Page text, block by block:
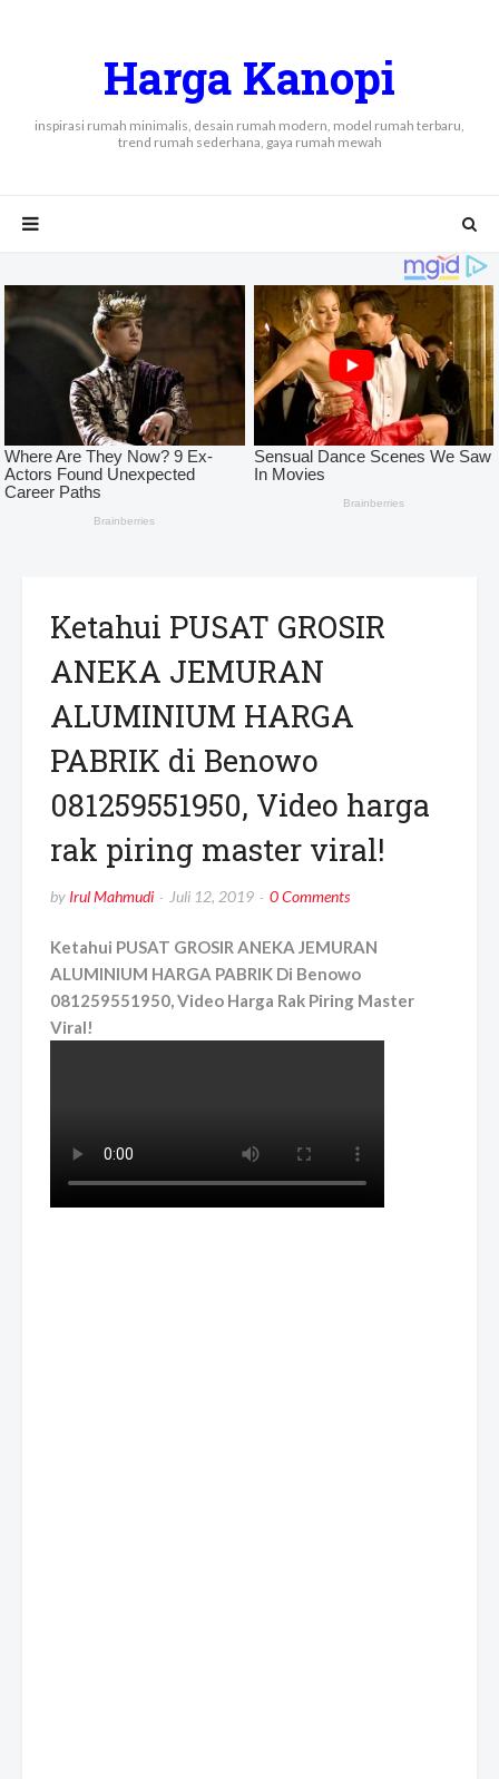
Harga Kanopi
inspirasi rumah minimalis, desain rumah modern, model rumah terbaru,
trend rumah sederhana, gaya rumah mewah
Ketahui PUSAT GROSIR
ANEKA JEMURAN
ALUMINIUM HARGA
PABRIK di Benowo
081259551950, Video harga
rak piring master viral!
by Irul Mahmudi Juli 12, 2019 0 Comments
Ketahui PUSAT GROSIR ANEKA JEMURAN
ALUMINIUM HARGA PABRIK Di Benowo
081259551950, Video Harga Rak Piring Master
Viral!